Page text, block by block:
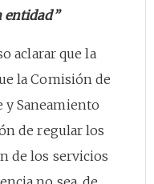
entidad”
aclarar que la
la Comisión de
y Saneamiento
de regular los
de los servicios